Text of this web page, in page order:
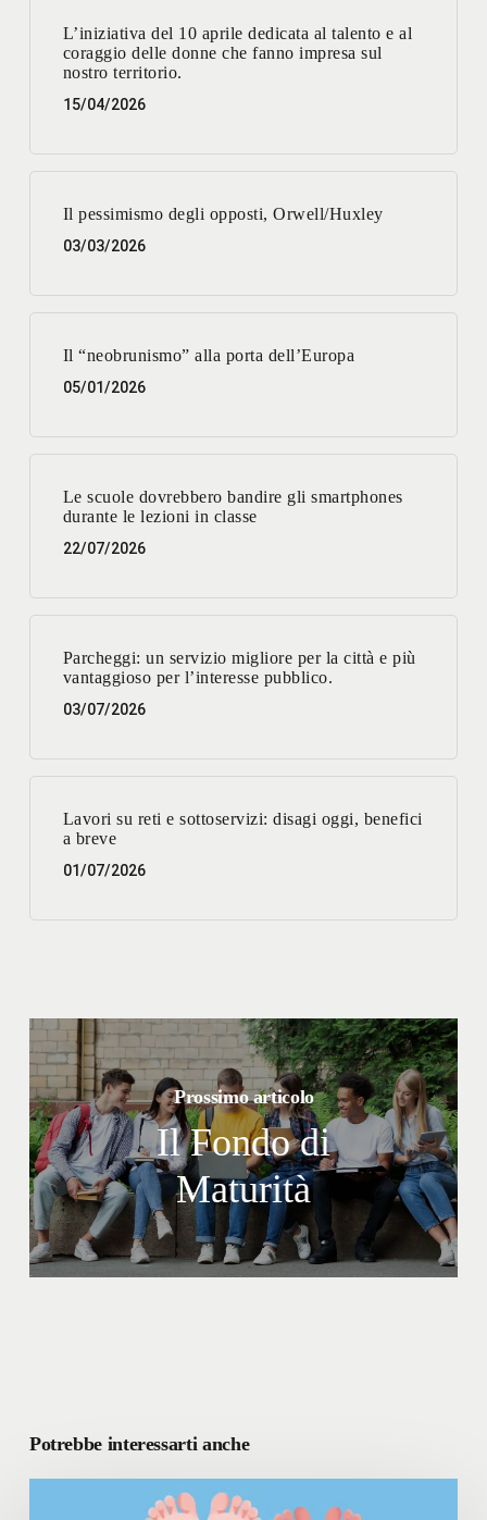
L’iniziativa del 10 aprile dedicata al talento e al
coraggio delle donne che fanno impresa sul
nostro territorio.
15/04/2026
Il pessimismo degli opposti, Orwell/Huxley
03/03/2026
Il “neobrunismo” alla porta dell’Europa
05/01/2026
Le scuole dovrebbero bandire gli smartphones
durante le lezioni in classe
22/07/2026
Parcheggi: un servizio migliore per la città e più
vantaggioso per l’interesse pubblico.
03/07/2026
Lavori su reti e sottoservizi: disagi oggi, benefici
a breve
01/07/2026
Prossimo articolo
Il Fondo di
Maturità
Potrebbe interessarti anche